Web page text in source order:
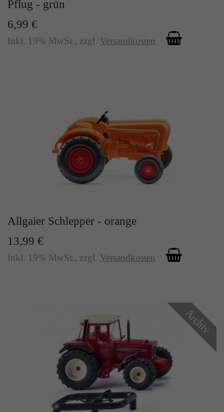
Pflug - grün
6,99 €
Inkl. 19% MwSt., zzgl. Versandkosten
Allgaier Schlepper - orange
13,99 €
Inkl. 19% MwSt., zzgl. Versandkosten
Archiv
Zweck
Solange es gesetzt ist, werden bestimmte